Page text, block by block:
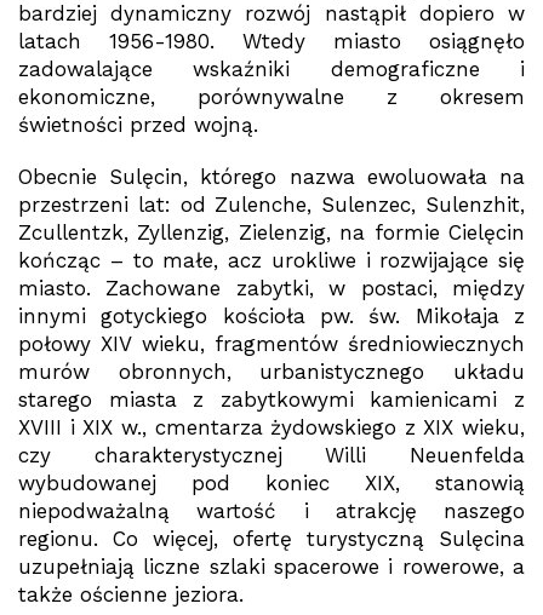
bardziej dynamiczny rozwój nastąpił dopiero w
latach 1956-1980. Wtedy miasto osiągnęło
zadowalające wskaźniki demograficzne i
ekonomiczne, porównywalne z okresem
świetności przed wojną.
Obecnie Sulęcin, którego nazwa ewoluowała na
przestrzeni lat: od Zulenche, Sulenzec, Sulenzhit,
Zcullentzk, Zyllenzig, Zielenzig, na formie Cielęcin
kończąc – to małe, acz urokliwe i rozwijające się
miasto. Zachowane zabytki, w postaci, między
innymi gotyckiego kościoła pw. św. Mikołaja z
połowy XIV wieku, fragmentów średniowiecznych
murów obronnych, urbanistycznego układu
starego miasta z zabytkowymi kamienicami z
XVIII i XIX w., cmentarza żydowskiego z XIX wieku,
czy charakterystycznej Willi Neuenfelda
wybudowanej pod koniec XIX, stanowią
niepodważalną wartość i atrakcję naszego
regionu. Co więcej, ofertę turystyczną Sulęcina
uzupełniają liczne szlaki spacerowe i rowerowe, a
także ościenne jeziora.